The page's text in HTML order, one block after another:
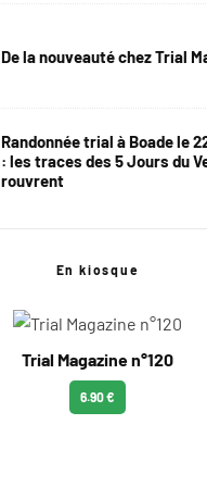
De la nouveauté chez Trial
Randonnée trial à Boade le
: les traces des 5 Jours du
rouvrent
En kiosque
Trial Magazine n°120
6.90 €